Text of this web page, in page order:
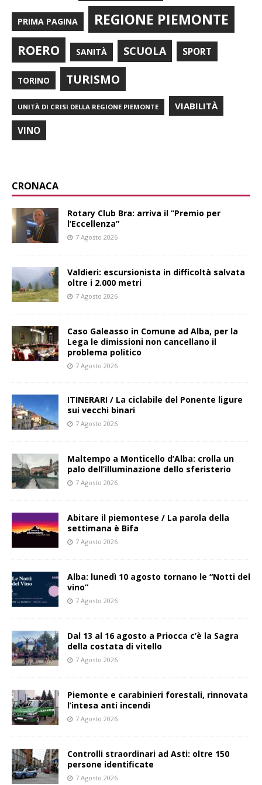
PRIMA PAGINA REGIONE PIEMONTE
ROERO SANITÀ SCUOLA SPORT
TORINO TURISMO
UNITÀ DI CRISI DELLA REGIONE PIEMONTE VIABILITÀ
VINO
CRONACA
Rotary Club Bra: arriva il “Premio per
l’Eccellenza”
7 Agosto 2026
Valdieri: escursionista in difficoltà salvata
oltre i 2.000 metri
7 Agosto 2026
Caso Galeasso in Comune ad Alba, per la
Lega le dimissioni non cancellano il
problema politico
7 Agosto 2026
ITINERARI / La ciclabile del Ponente ligure
sui vecchi binari
7 Agosto 2026
Maltempo a Monticello d’Alba: crolla un
palo dell’illuminazione dello sferisterio
7 Agosto 2026
Abitare il piemontese / La parola della
settimana è Bifa
7 Agosto 2026
Alba: lunedì 10 agosto tornano le “Notti del
vino”
7 Agosto 2026
Dal 13 al 16 agosto a Priocca c’è la Sagra
della costata di vitello
7 Agosto 2026
Piemonte e carabinieri forestali, rinnovata
l’intesa anti incendi
7 Agosto 2026
Controlli straordinari ad Asti: oltre 150
persone identificate
7 Agosto 2026